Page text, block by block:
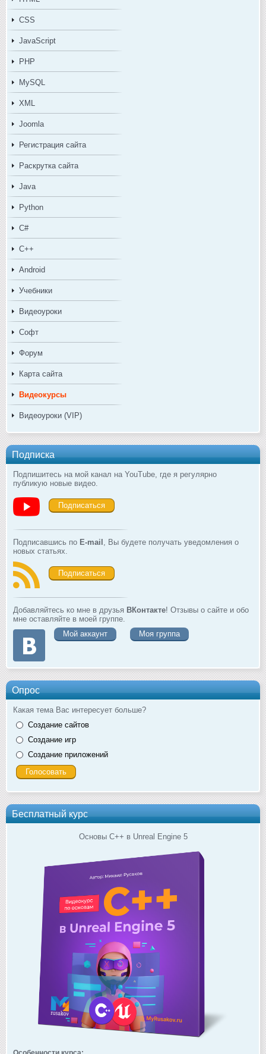
CSS
JavaScript
PHP
MySQL
XML
Joomla
Регистрация сайта
Раскрутка сайта
Java
Python
C#
C++
Android
Учебники
Видеоуроки
Софт
Форум
Карта сайта
Видеокурсы
Видеоуроки (VIP)
Подписка
Подпишитесь на мой канал на YouTube, где я регулярно
публикую новые видео.
Подписаться
Подписавшись по E-mail , Вы будете получать уведомления о
новых статьях.
Подписаться
Добавляйтесь ко мне в друзья ВКонтакте! Отзывы о сайте и обо
мне оставляйте в моей группе.
Мой аккаунт
Моя группа
Опрос
Какая тема Вас интересует больше?
Создание сайтов
Создание игр
Создание приложений
Бесплатный курс
Основы C++ в Unreal Engine 5